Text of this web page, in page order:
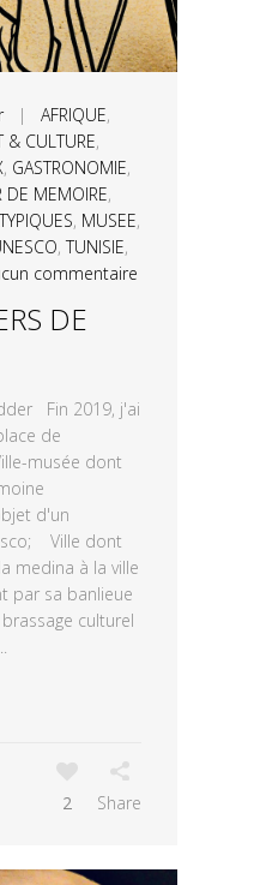
| AFRIQUE,
& CULTURE,
, GASTRONOMIE,
DE MEMOIRE,
, MUSEE,
,TUNISIE,
commentaire
DE
Fin 2019, j'ai
de
musée dont
d'un
Ville dont
medina à la ville
par sa banlieue
culturel
2 Share